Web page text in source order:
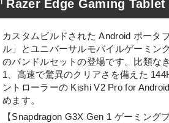
「Razer Edge Gaming
カスタムビルドされた Android ポータ
ル」とユニバーサルモバイルゲーミン
のバンドルセットの登場です。比類な
1、高速で驚異のクリアさを備えた
ントローラーの Kishi V2 Pro for
めます。
【Snapdragon G3X Gen 1 ゲーミン